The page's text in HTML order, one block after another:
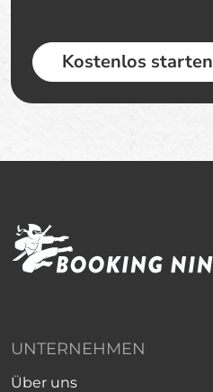
Kostenlos starten
UNTERNEHMEN
Über uns